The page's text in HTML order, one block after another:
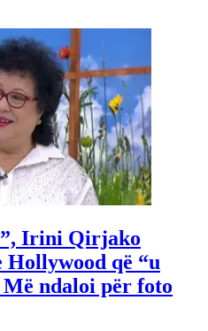
Irini Qirjako
që “u
Më ndaloi për foto